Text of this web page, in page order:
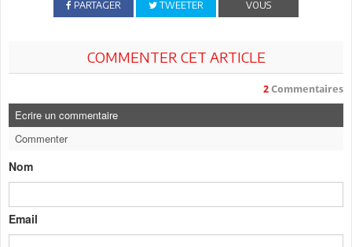
PARTAGER TWEETER
VOUS
COMMENTER CET ARTICLE
2 Commentaires
Ecrire un commentaire
Commenter
Nom
Email